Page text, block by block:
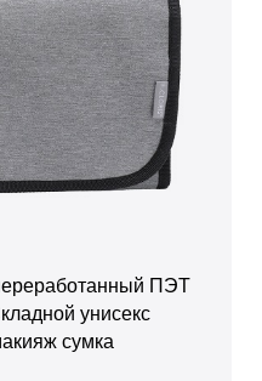
ПЭТ
унисекс
сумка